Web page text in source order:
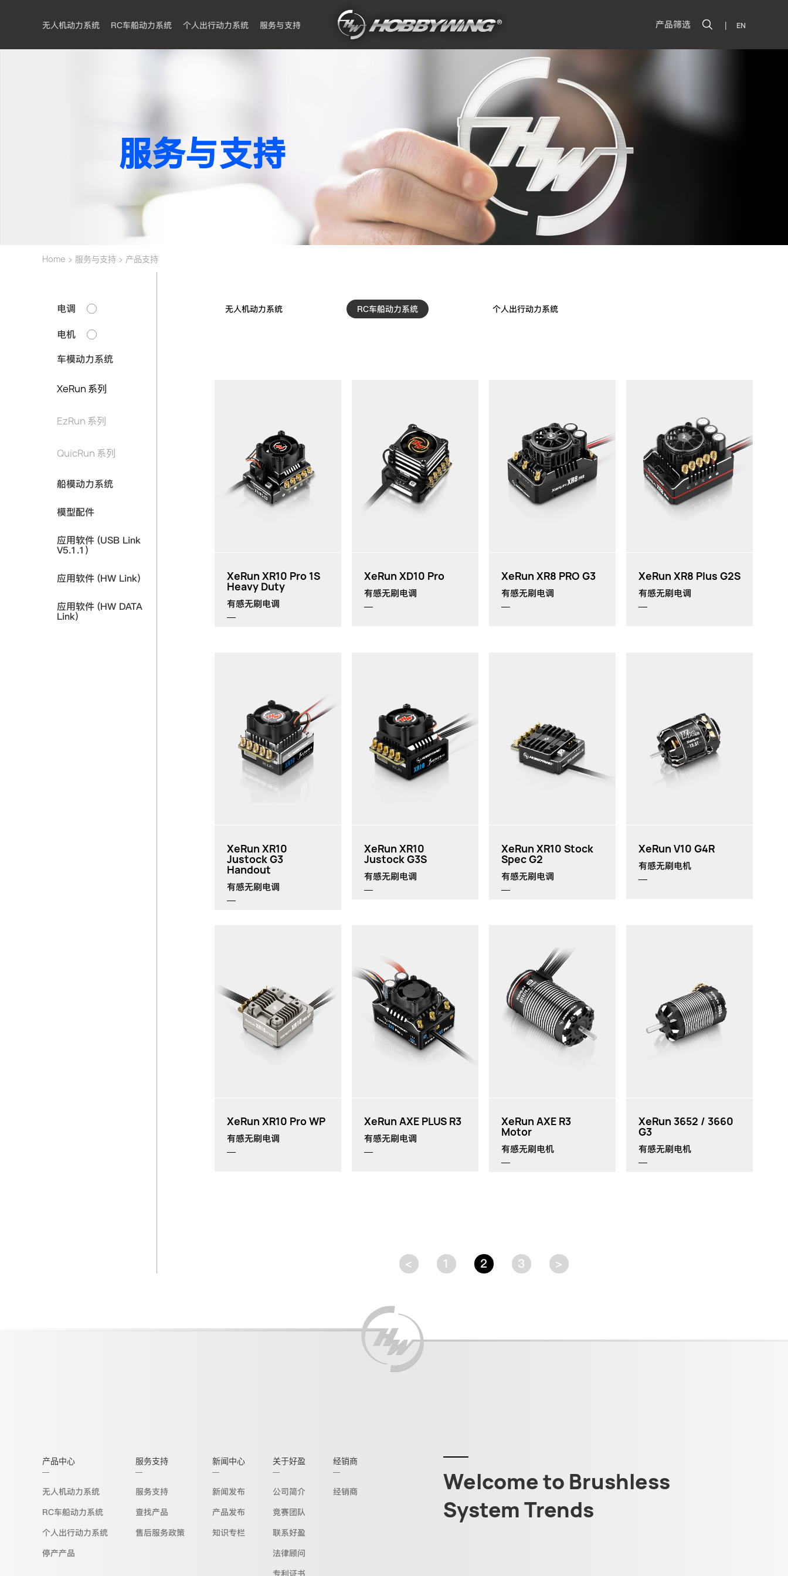
无人机动力系统 RC车船动力系统 个人出行动力系统 服务与支持 产品筛选 | EN
服务与支持
Home > 服务与支持 > 产品支持
电调
电机
车模动力系统
XeRun 系列
EzRun 系列
QuicRun 系列
船模动力系统
模型配件
应用软件 (USB Link
V5.1.1)
应用软件 (HW Link)
应用软件 (HW DATA
Link)
无人机动力系统 RC车船动力系统 个人出行动力系统
XeRun XR10 Pro 1S
Heavy Duty
有感无刷电调
XeRun XD10 Pro
有感无刷电调
XeRun XR8 PRO G3
有感无刷电调
XeRun XR8 Plus G2S
有感无刷电调
XeRun XR10
Justock G3
Handout
有感无刷电调
XeRun XR10
Justock G3S
有感无刷电调
th
XeRun XR10 Stock
Spec G2
有感无刷电调
XeRun V10 G4R
有感无刷电机
XeRun XR10 Pro WP
有感无刷电调
XeRun AXE PLUS R3
有感无刷电调
XeRun AXE R3
Motor
有感无刷电机
XeRun 3652 / 3660
G3
有感无刷电机
< 1 2 3 >
产品中心
无人机动力系统
RC车船动力系统
个人出行动力系统
停产产品
服务支持
服务支持
查找产品
售后服务政策
新闻中心
新闻发布
产品发布
知识专栏
关于好盈
公司简介
竞赛团队
联系好盈
法律顾问
专利证书
经销商
经销商
Welcome to Brushless
System Trends